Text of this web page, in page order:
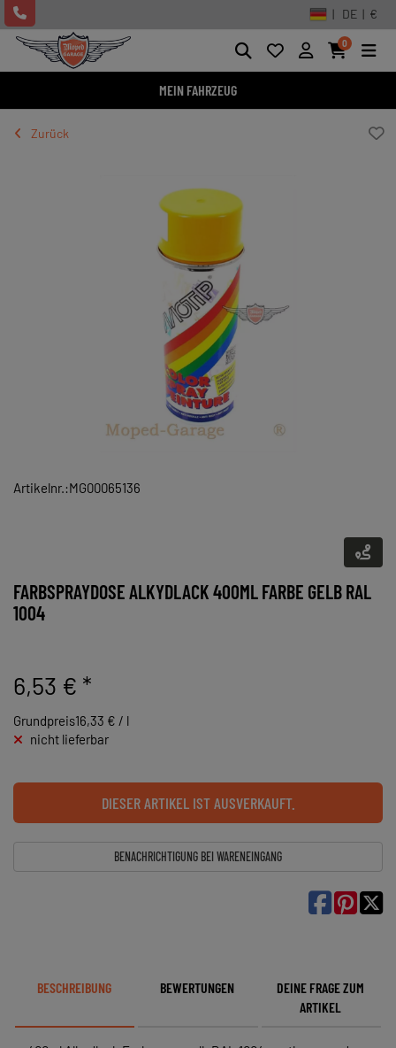
| DE | €
0
MEIN FAHRZEUG
Zurück
Artikelnr.:MG00065136
FARBSPRAYDOSE ALKYDLACK 400ML FARBE GELB RAL
1004
6,53 € *
Grundpreis16,33 € / l
nicht lieferbar
DIESER ARTIKEL IST AUSVERKAUFT.
BENACHRICHTIGUNG BEI WARENEINGANG

BESCHREIBUNG BEWERTUNGEN
DEINE FRAGE ZUM
ARTIKEL